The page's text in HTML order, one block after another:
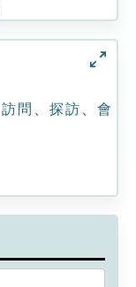
訪問 探訪
會